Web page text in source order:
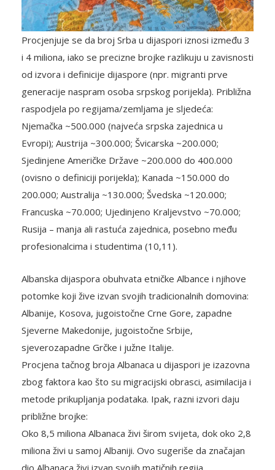
Procjenjuje se da broj Srba u dijaspori iznosi između 3
i 4 miliona, iako se precizne brojke razlikuju u zavisnosti
od izvora i definicije dijaspore (npr. migranti prve
generacije naspram osoba srpskog porijekla). Približna
raspodjela po regijama/zemljama je sljedeća:
Njemačka ~500.000 (najveća srpska zajednica u
Evropi); Austrija ~300.000; Švicarska ~200.000;
Sjedinjene Američke Države ~200.000 do 400.000
(ovisno o definiciji porijekla); Kanada ~150.000 do
200.000; Australija ~130.000; Švedska ~120.000;
Francuska ~70.000; Ujedinjeno Kraljevstvo ~70.000;
Rusija – manja ali rastuća zajednica, posebno među
profesionalcima i studentima (10,11).
Albanska dijaspora obuhvata etničke Albance i njihove
potomke koji žive izvan svojih tradicionalnih domovina:
Albanije, Kosova, jugoistočne Crne Gore, zapadne
Sjeverne Makedonije, jugoistočne Srbije,
sjeverozapadne Grčke i južne Italije.
Procjena tačnog broja Albanaca u dijaspori je izazovna
zbog faktora kao što su migracijski obrasci, asimilacija i
metode prikupljanja podataka. Ipak, razni izvori daju
približne brojke:
Oko 8,5 miliona Albanaca živi širom svijeta, dok oko 2,8
miliona živi u samoj Albaniji. Ovo sugeriše da značajan